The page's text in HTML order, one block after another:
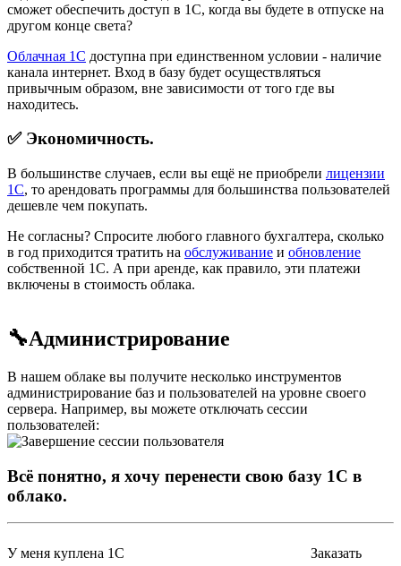
сможет обеспечить доступ в 1С, когда вы будете в отпуске на
другом конце света?
Облачная 1С доступна при единственном условии - наличие
канала интернет. Вход в базу будет осуществляться
привычным образом, вне зависимости от того где вы
находитесь.
✅ Экономичность.
В большинстве случаев, если вы ещё не приобрели лицензии
1С, то арендовать программы для большинства пользователей
дешевле чем покупать.
Не согласны? Спросите любого главного бухгалтера, сколько
в год приходится тратить на обслуживание и обновление
собственной 1С. А при аренде, как правило, эти платежи
включены в стоимость облака.
🔧Администрирование
В нашем облаке вы получите несколько инструментов
администрирование баз и пользователей на уровне своего
сервера. Например, вы можете отключать сессии
пользователей:
Всё понятно, я хочу перенести свою базу 1С в
облако.
У меня куплена 1С Заказать